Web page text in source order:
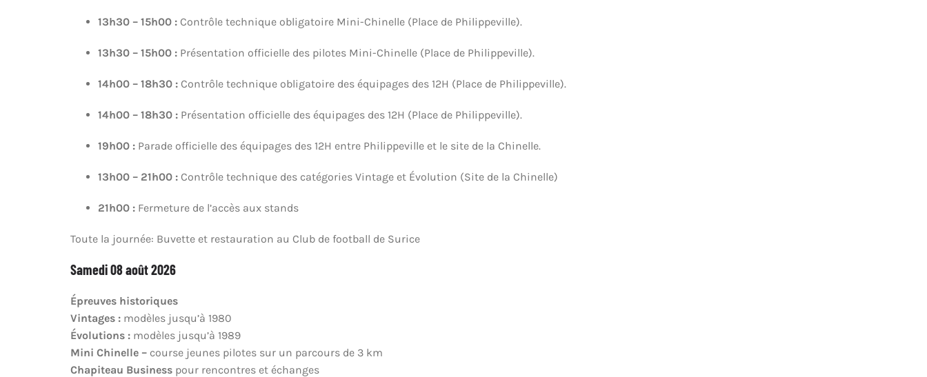
13h30 – 15h00 :Contrôle technique obligatoire Mini-Chinelle (Place de Philippeville).
13h30 – 15h00 :Présentation officielle des pilotes Mini-Chinelle (Place de Philippeville).
14h00 – 18h30 :Contrôle technique obligatoire des équipages des 12H (Place de Philippeville).
14h00 – 18h30 :Présentation officielle des équipages des 12H (Place de Philippeville).
19h00 : Parade officielle des équipages des 12H entre Philippeville et le site de la Chinelle.
13h00 – 21h00 :Contrôle technique des catégories Vintage et Évolution (Site de la Chinelle)
21h00 :Fermeture de l’accès aux stands
Toute la journée: Buvette et restauration au Club de football de Surice
Samedi 08 août 2026
Épreuves historiques
Vintages : modèles jusqu’à 1980
Évolutions : modèles jusqu’à 1989
Mini Chinelle – course jeunes pilotes sur un parcours de 3 km
Chapiteau Businesspour rencontres et échanges